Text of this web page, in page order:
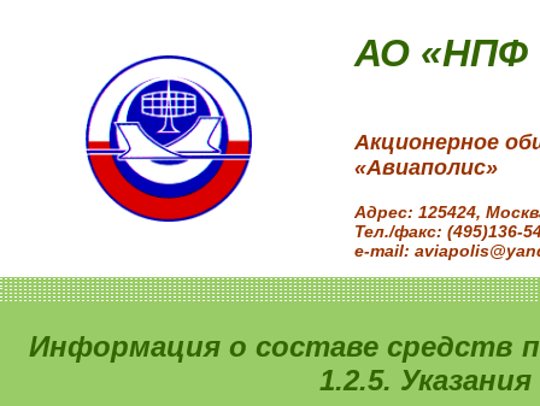
АО «НПФ
Акционерное
«Авиаполис»
Адрес: 125424,
Тел./факс: (495)136-
e-mail:
Информация о составе средств
1.2.5.